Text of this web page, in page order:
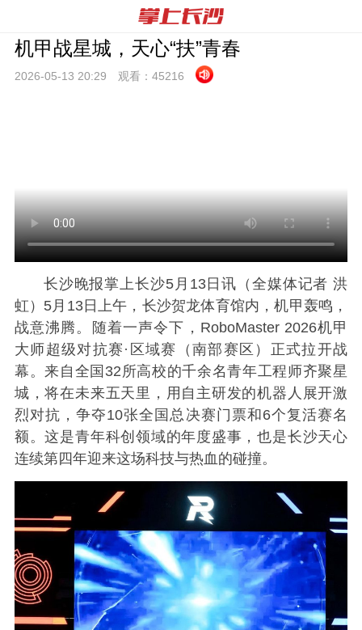
机甲战星城，天心“扶”青春
2026-05-13 20:29 观看： 45216
长沙晚报掌上长沙5月13日讯（全媒体记者 洪
虹）5月13日上午，长沙贺龙体育馆内，机甲轰鸣，
战意沸腾。随着一声令下，RoboMaster 2026机甲
大师超级对抗赛·区域赛（南部赛区）正式拉开战
幕。来自全国32所高校的千余名青年工程师齐聚星
城，将在未来五天里，用自主研发的机器人展开激
烈对抗，争夺10张全国总决赛门票和6个复活赛名
额。这是青年科创领域的年度盛事，也是长沙天心
连续第四年迎来这场科技与热血的碰撞。